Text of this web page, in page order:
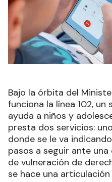
Bajo la órbita del
funciona la línea 102,
ayuda a niños y
presta dos servicios:
donde se le va
pasos a seguir ante
de vulneración de
se hace una